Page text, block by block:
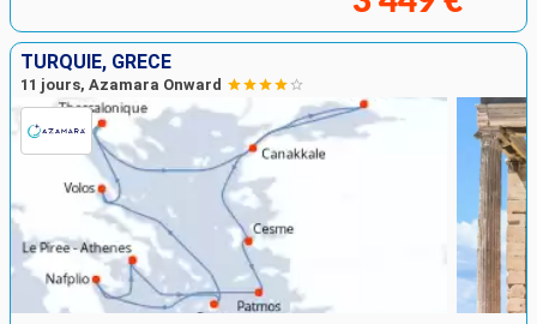
TURQUIE, GRÈCE
11 jours, Azamara Onward